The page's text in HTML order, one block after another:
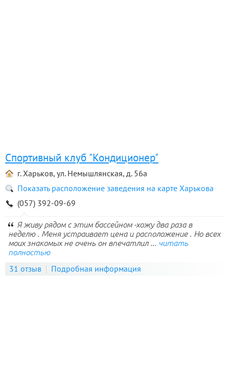
Спортивный клуб "Кондиционер"
г. Харьков, ул. Немышлянская, д. 56а
Показать расположение заведения на карте Харькова
(057) 392-09-69
Я живу рядом с этим бассейном -хожу два раза в
неделю . Меня устраивает цена и расположение . Но всех
моих знакомых не очень он впечатлил ... читать
полностью
31 отзыв Подробная информация